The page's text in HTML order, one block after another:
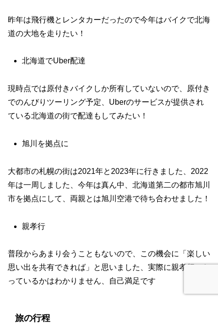
昨年は飛行機とレンタカーだったので今年はバイクで北海
道の大地を走りたい！
北海道でUber配達
現時点では原付きバイクしか所有していないので、原付き
でのんびりツーリング予定、Uberのサービスが提供され
ている北海道の街で配達もしてみたい！
旭川を拠点に
大都市の札幌の街は2021年と2023年に行きました、2022
年は一周しました、今年は真ん中、北海道第二の都市旭川
市を拠点にして、両親とは旭川空港で待ち合わせました！
親孝行
普段からあまり会うこともないので、この機会に「楽しい
思い出を共有できれば」と思いました、実際に親孝行にな
っているかはわかりません、自己満足です
旅の行程